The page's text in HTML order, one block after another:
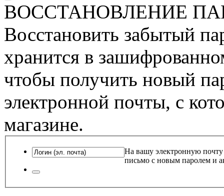
ВОССТАНОВЛЕНИЕ
Восстановить забытый
хранится в
чтобы получить новый
электронной почты, с
магазине.
На вашу электронную почту
письмо с новым паролем и